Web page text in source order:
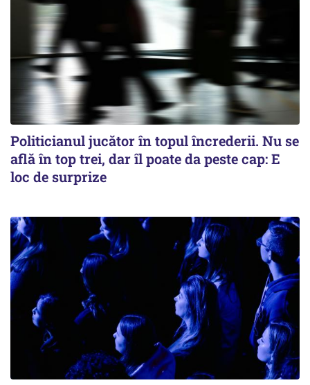
Politicianul jucător în topul încrederii. Nu se
află în top trei, dar îl poate da peste cap: E
loc de surprize